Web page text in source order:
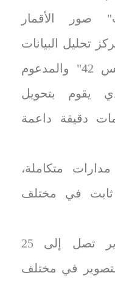
صور الأقمار
تحليل البيانات
"GIQ" التابع لشركة "سبيس 42" والمدعوم
يقوم بتحويل
دقيقة داعمة
متكاملة،
ثابت في مختلف
وتوفّر الكوكبة دقة تصوير تصل إلى 25
في مختلف